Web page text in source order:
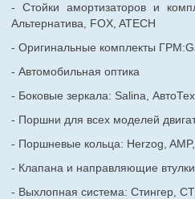
- Стойки амортизаторов и
Альтернатива, FOX, ATECH
- Оригинальные комплекты
- Автомобильная оптика
- Боковые зеркала: Salina,
- Поршни для всех моделей
- Поршневые кольца: Herzog,
- Клапана и направляющие
- Выхлопная система: Стингер,